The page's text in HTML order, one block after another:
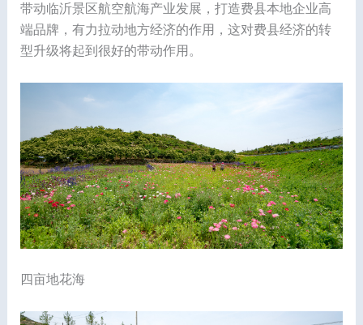
带动临沂景区航空航海产业发展，打造费县本地企业高
端品牌，有力拉动地方经济的作用，这对费县经济的转
型升级将起到很好的带动作用。
四亩地花海